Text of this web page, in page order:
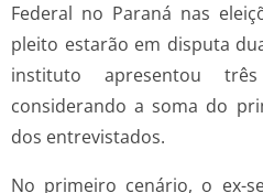
Federal no Paraná nas
pleito estarão em disputa
instituto apresentou
considerando a soma do
dos entrevistados.
No primeiro cenário, o ex-